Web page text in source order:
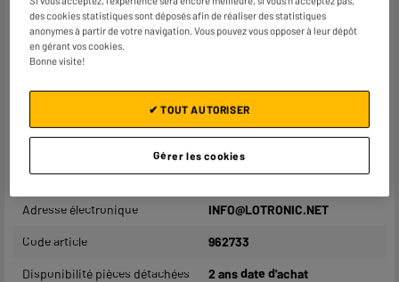
Dimensions produit H 33 cm x L 16 cm x P 36 cm
Poids net
Nom du fabricant, raison
sociale ou marque déposée
LOTRONIC SA
17 RUE FRANÇOIS ENGLERT
1480 TUBIZE
Adresse électronique INFO@LOTRONIC.NET
Code article 962733
Disponibilité pièces détachées
2 ans date d'achat
des cookies statistiques sont déposés afin de réaliser des statistiques
anonymes à partir de votre navigation. Vous pouvez vous opposer à leur dépôt
en gérant vos cookies.
Bonne visite!
Gérer les cookies
✔ TOUT AUTORISER